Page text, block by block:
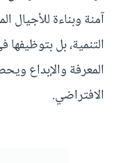
آمنة وبناءة للأجيال
التنمية، بل
المعرفة والإبداع
الافتراضي.